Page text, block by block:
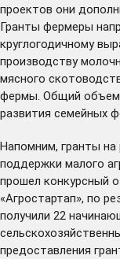
проектов они
Гранты фермеры
круглогодичному
производству
мясного
фермы. Общий объем
развития семейных
Напомним, гранты
поддержки малого
прошел конкурсный
«Агростартап», по
получили 22
предоставления